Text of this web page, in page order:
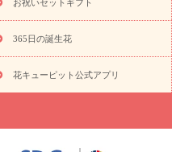
ク イエローオレンジ
レッ
ルコキキョウ
祝い・4000円～
お祝い・
祝い・ 10000円～
お供え・お
お祝いセットギフト
365日の誕生花
花キューピット公式アプリ